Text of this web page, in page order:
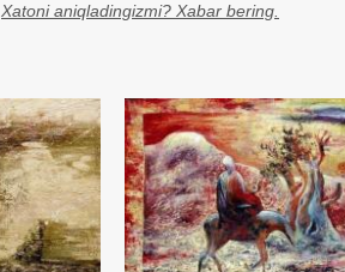
Xatoni aniqladingizmi? Xabar bering.